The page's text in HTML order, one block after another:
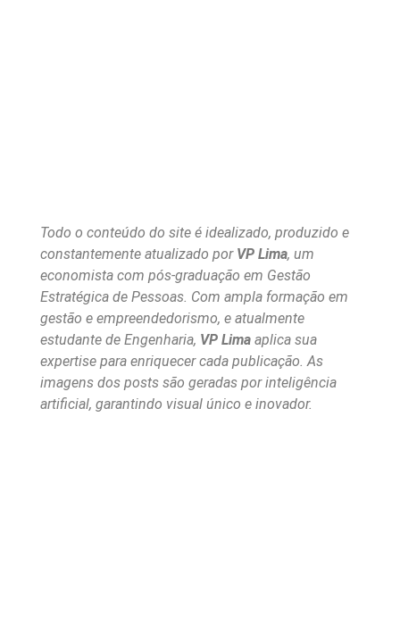
Todo o conteúdo do site é idealizado, produzido e
constantemente atualizado por VP Lima, um
economista com pós-graduação em Gestão
Estratégica de Pessoas. Com ampla formação em
gestão e empreendedorismo, e atualmente
estudante de Engenharia, VP Lima aplica sua
expertise para enriquecer cada publicação. As
imagens dos posts são geradas por inteligência
artificial, garantindo visual único e inovador.